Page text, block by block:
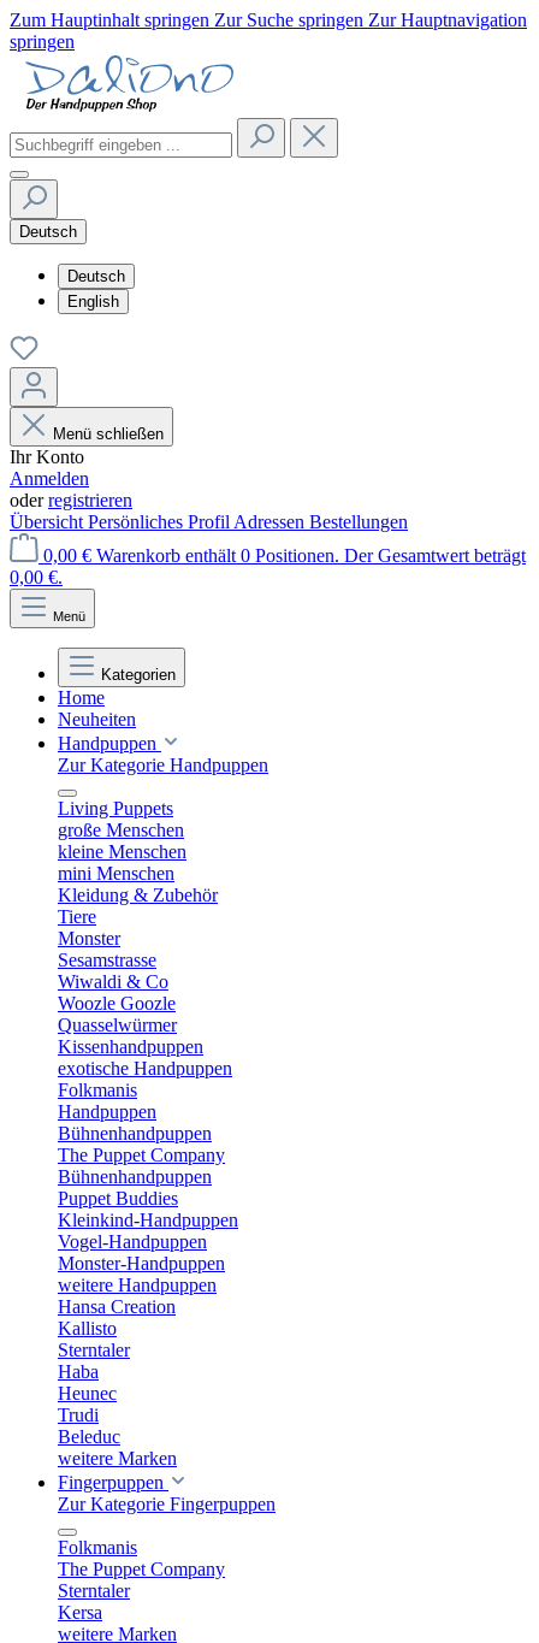
Zum Hauptinhalt springen Zur Suche springen Zur Hauptnavigation
springen
Deutsch
Deutsch
English
Menü schließen
Ihr Konto
Anmelden
oderregistrieren
Übersicht Persönliches Profil Adressen Bestellungen
0,00 € Warenkorb enthält 0 Positionen. Der Gesamtwert beträgt
0,00 €.
Menü
Kategorien
Home
Neuheiten
Handpuppen
Zur Kategorie Handpuppen
Living Puppets
große Menschen
kleine Menschen
mini Menschen
Kleidung & Zubehör
Tiere
Monster
Sesamstrasse
Wiwaldi & Co
Woozle Goozle
Quasselwürmer
Kissenhandpuppen
exotische Handpuppen
Folkmanis
Handpuppen
Bühnenhandpuppen
The Puppet Company
Bühnenhandpuppen
Puppet Buddies
Kleinkind-Handpuppen
Vogel-Handpuppen
Monster-Handpuppen
weitere Handpuppen
Hansa Creation
Kallisto
Sterntaler
Haba
Heunec
Trudi
Beleduc
weitere Marken
Fingerpuppen
Zur Kategorie Fingerpuppen
Folkmanis
The Puppet Company
Sterntaler
Kersa
weitere Marken